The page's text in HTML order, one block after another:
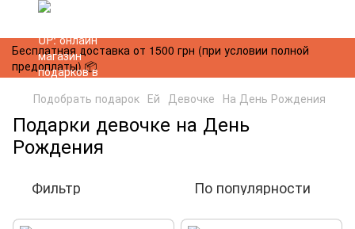
Бесплатная доставка от 1500 грн (при условии полной
предоплаты) 📦
Подобрать подарок Ей Девочке На День Рождения
Подарки девочке на День
Рождения
Фильтр По популярности